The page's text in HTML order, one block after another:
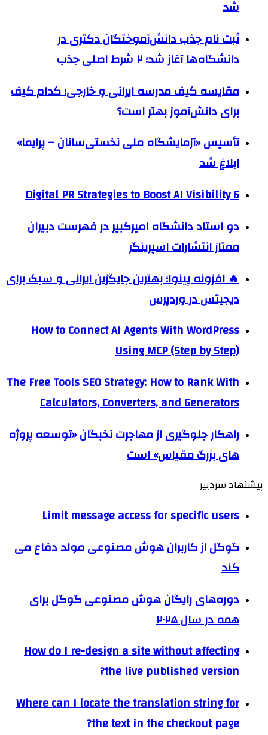
شد
ثبت نام جذب دانش‌آموختگان دکتری در
دانشگاه‌ها آغاز شد؛ ۲ شرط اصلی جذب
مقایسه کیف مدرسه ایرانی و خارجی؛ کدام کیف
برای دانش‌آموز بهتر است؟
تأسیس «آزمایشگاه ملی نخستی‌سانان – پرایما»
ابلاغ شد
6 Digital PR Strategies to Boost AI Visibility
دو استاد دانشگاه امیرکبیر در فهرست دبیران
ممتاز انتشارات اسپرینگر
🔥 افزونه پینوا؛ بهترین جایگزین ایرانی و سبک برای
دیجیتس در وردپرس
How to Connect AI Agents With WordPress
Using MCP (Step by Step)
The Free Tools SEO Strategy: How to Rank With
Calculators, Converters, and Generators
راهکار جلوگیری از مهاجرت نخبگان «توسعه پروژه
های بزرگ مقیاس» است
پیشنهاد سردبیر
Limit message access for specific users
گوگل از کاربران هوش مصنوعی مولد دفاع می
کند
دوره‌های رایگان هوش مصنوعی گوگل برای
همه در سال ۲۰۲۵
How do I re-design a site without affecting
the live published version?
Where can I locate the translation string for
the text in the checkout page?